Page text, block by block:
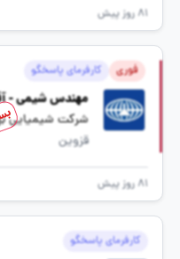
81 روز پیش
فوری کارفرمای پاسخگو
مهندس شیمی -
شرکت شیمیایی
قزوین
81 روز پیش
کارفرمای پاسخگو